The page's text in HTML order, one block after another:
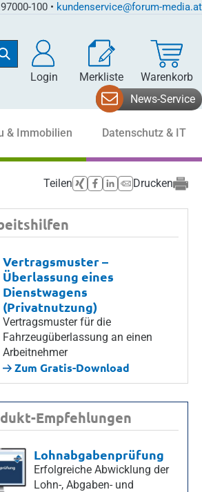
100 • kundenservice@forum-media.at
Login Merkliste Warenkorb
News-Service
& Immobilien Datenschutz & IT
Teilen Drucken
Vertragsmuster –
Überlassung eines
Dienstwagens
(Privatnutzung)
Vertragsmuster für die
Fahrzeugüberlassung an einen
Arbeitnehmer
Zum Gratis-Download
Empfehlungen
Lohnabgabenprüfung
Erfolgreiche Abwicklung der
Lohn-, Abgaben- und